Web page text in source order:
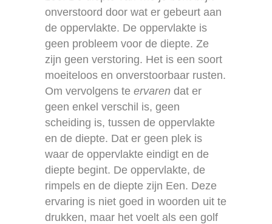
onverstoord door wat er gebeurt aan
de oppervlakte. De oppervlakte is
geen probleem voor de diepte. Ze
zijn geen verstoring. Het is een soort
moeiteloos en onverstoorbaar rusten.
Om vervolgens te ervaren dat er
geen enkel verschil is, geen
scheiding is, tussen de oppervlakte
en de diepte. Dat er geen plek is
waar de oppervlakte eindigt en de
diepte begint. De oppervlakte, de
rimpels en de diepte zijn Een. Deze
ervaring is niet goed in woorden uit te
drukken, maar het voelt als een golf